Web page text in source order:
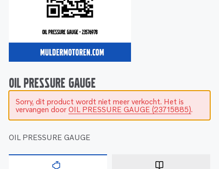
Onderdelen
Motoren
Onderdelen
Service
Motoren
Service en onderhoud
Reman – Pleziervaart
Reman - Bedrijfsvaart
Reman – Industrie
OIL PRESSURE GAUGE
Sorry, dit product wordt niet meer verkocht. Het is
vervangen door OIL PRESSURE GAUGE (23715885).
OIL PRESSURE GAUGE